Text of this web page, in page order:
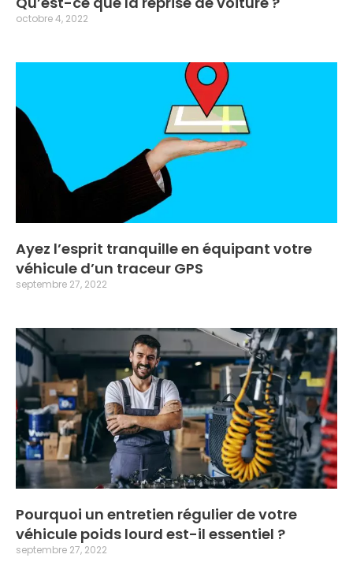
octobre 4, 2022
Ayez l’esprit tranquille en équipant votre
véhicule d’un traceur GPS
septembre 27, 2022
Pourquoi un entretien régulier de votre
véhicule poids lourd est-il essentiel ?
septembre 27, 2022